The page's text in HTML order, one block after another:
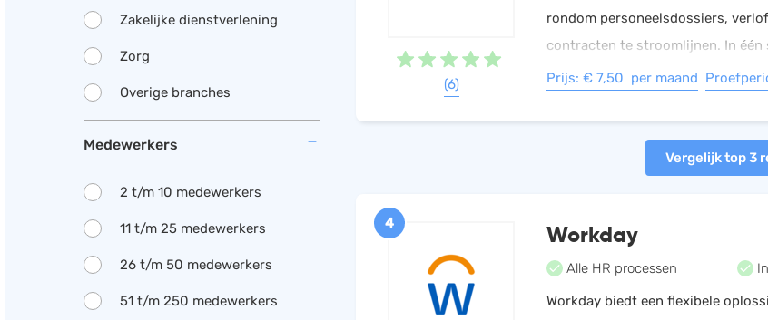
(6)
rondom personeelsdossiers,
contracten te stroomlijnen. In één
jij overzicht over jouw teams en
Prijs: € 7,50 per maand
Vergelijk top 3
4 Workday
Alle HR processen
Workday biedt een flexibele
Zakelijke dienstverlening
Zorg
Overige branches
Medewerkers
2 t/m 10 medewerkers
11 t/m 25 medewerkers
26 t/m 50 medewerkers
51 t/m 250 medewerkers